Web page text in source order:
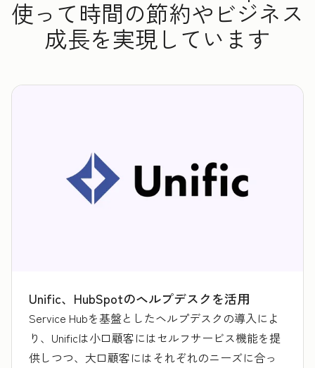
使って時間の節約やビジネス
成長を実現しています
Unific、HubSpotのヘルプデスクを活用
Service Hubを基盤としたヘルプデスクの導入によ
り、Unificは小口顧客にはセルフサービス機能を提
供しつつ、大口顧客にはそれぞれのニーズに合っ